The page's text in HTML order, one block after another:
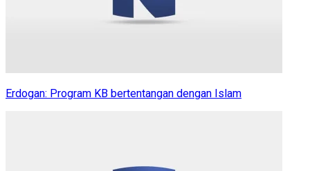
Erdogan: Program KB bertentangan dengan Islam